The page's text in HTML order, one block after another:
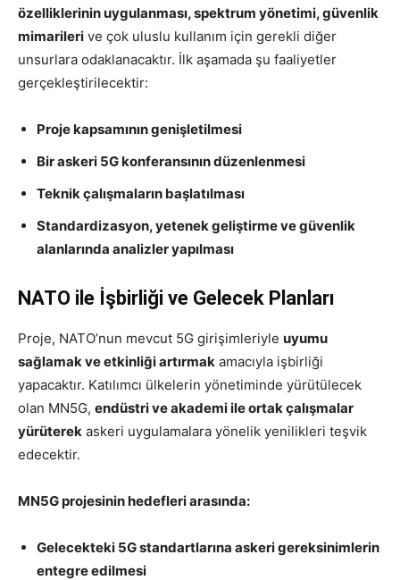
özelliklerinin uygulanması, spektrum yönetimi, güvenlik
mimarileri ve çok uluslu kullanım için gerekli diğer
unsurlara odaklanacaktır. İlk aşamada şu faaliyetler
gerçekleştirilecektir:
Proje kapsamının genişletilmesi
Bir askeri 5G konferansının düzenlenmesi
Teknik çalışmaların başlatılması
Standardizasyon, yetenek geliştirme ve güvenlik
alanlarında analizler yapılması
NATO ile İşbirliği ve Gelecek Planları
Proje, NATO’nun mevcut 5G girişimleriyle uyumu
sağlamak ve etkinliği artırmak amacıyla işbirliği
yapacaktır. Katılımcı ülkelerin yönetiminde yürütülecek
olan MN5G, endüstri ve akademi ile ortak çalışmalar
yürüterek askeri uygulamalara yönelik yenilikleri teşvik
edecektir.
MN5G projesinin hedefleri arasında:
Gelecekteki 5G standartlarına askeri gereksinimlerin
entegre edilmesi